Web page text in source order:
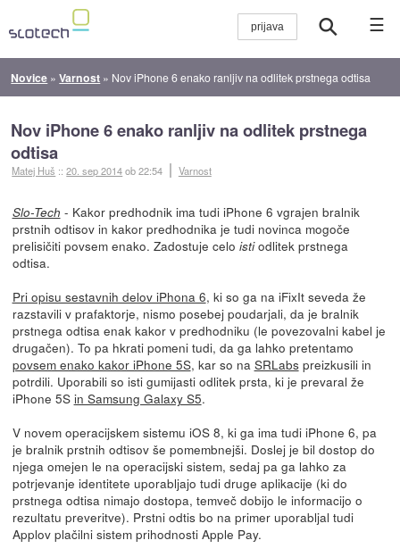
☰
Novice »Varnost » Nov iPhone 6 enako ranljiv na odlitek prstnega odtisa
Nov iPhone 6 enako ranljiv na odlitek prstnega
odtisa
Matej Huš ::20. sep 2014ob 22:54 Varnost
Slo-Tech - Kakor predhodnik ima tudi iPhone 6 vgrajen bralnik
prstnih odtisov in kakor predhodnika je tudi novinca mogoče
prelisičiti povsem enako. Zadostuje celo istiodlitek prstnega
odtisa.
Pri opisu sestavnih delov iPhona 6, ki so ga na iFixIt seveda že
razstavili v prafaktorje, nismo posebej poudarjali, da je bralnik
prstnega odtisa enak kakor v predhodniku (le povezovalni kabel je
drugačen). To pa hkrati pomeni tudi, da ga lahko pretentamo
povsem enako kakor iPhone 5S, kar so na SRLabspreizkusili in
potrdili. Uporabili so isti gumijasti odlitek prsta, ki je prevaral že
iPhone 5S in Samsung Galaxy S5.
V novem operacijskem sistemu iOS 8, ki ga ima tudi iPhone 6, pa
je bralnik prstnih odtisov še pomembnejši. Doslej je bil dostop do
njega omejen le na operacijski sistem, sedaj pa ga lahko za
potrjevanje identitete uporabljajo tudi druge aplikacije (ki do
prstnega odtisa nimajo dostopa, temveč dobijo le informacijo o
rezultatu preveritve). Prstni odtis bo na primer uporabljal tudi
Applov plačilni sistem prihodnosti Apple Pay.